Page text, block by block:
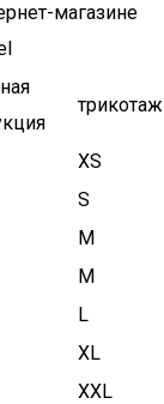
магазине
трикотаж
XS
S
M
M
L
XL
XXL